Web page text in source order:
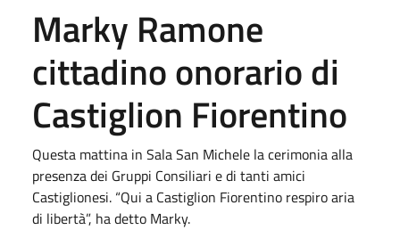
Marky Ramone
cittadino onorario di
Castiglion Fiorentino
Questa mattina in Sala San Michele la cerimonia alla
presenza dei Gruppi Consiliari e di tanti amici
Castiglionesi. “Qui a Castiglion Fiorentino respiro aria
di libertà”, ha detto Marky.